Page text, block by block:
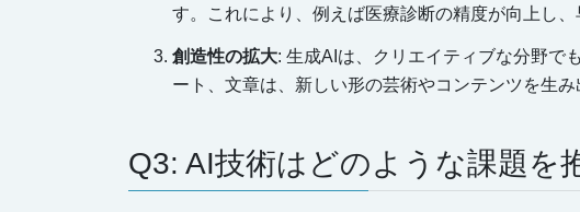
す。これにより、例えば医療診断の精度が向上し
創造性の拡大: 生成AIは、クリエイティブな分野で
ート、文章は、新しい形の芸術やコンテンツを生
Q3: AI技術はどのような課題を